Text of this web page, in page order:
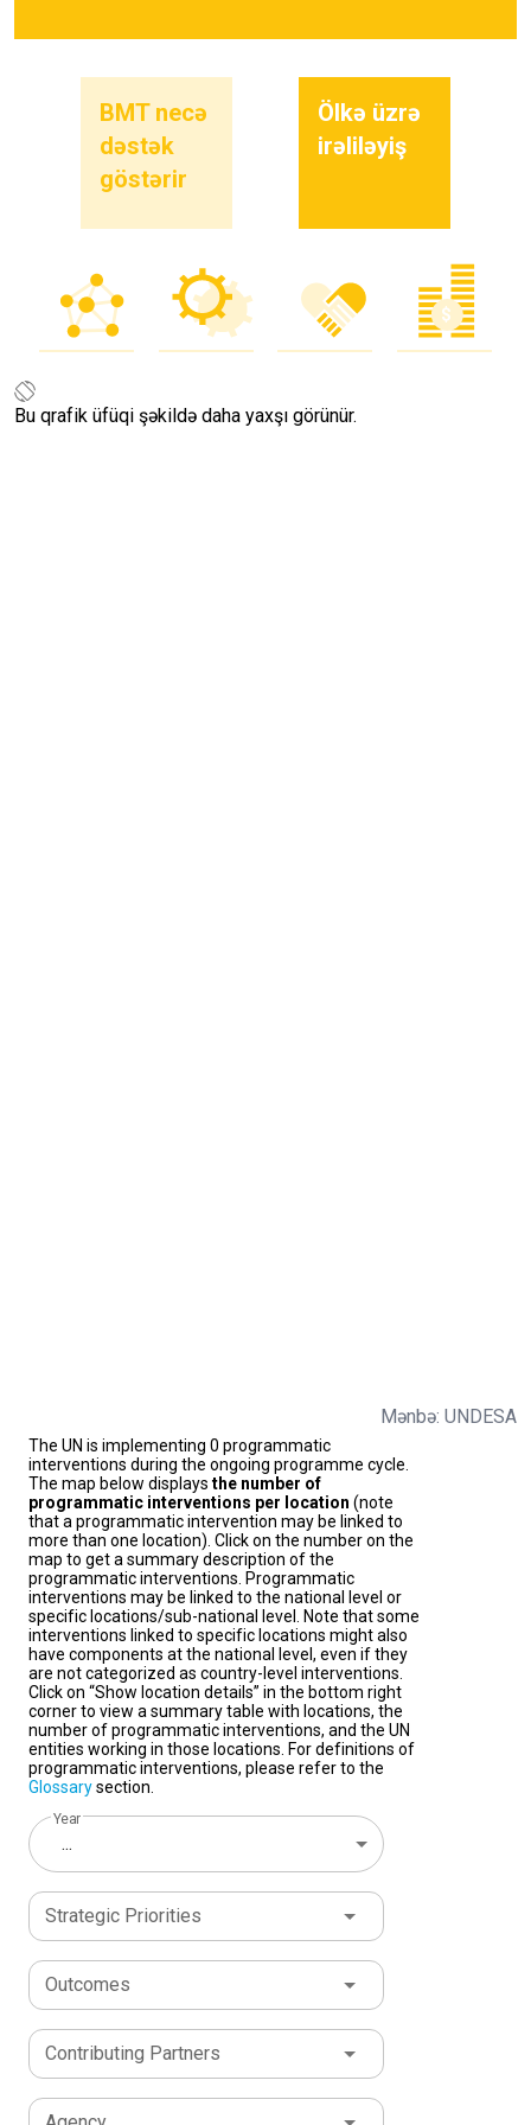
BMT necə
dəstək
göstərir
Ölkə üzrə
irəliləyiş
Bu qrafik üfüqi şəkildə daha yaxşı görünür.
Mənbə: UNDESA
The UN is implementing 0 programmatic
interventions during the ongoing programme cycle.
The map below displays the number of
programmatic interventions per location (note
that a programmatic intervention may be linked to
more than one location). Click on the number on the
map to get a summary description of the
programmatic interventions. Programmatic
interventions may be linked to the national level or
specific locations/sub-national level. Note that some
interventions linked to specific locations might also
have components at the national level, even if they
are not categorized as country-level interventions.
Click on “Show location details” in the bottom right
corner to view a summary table with locations, the
number of programmatic interventions, and the UN
entities working in those locations. For definitions of
programmatic interventions, please refer to the
Glossarysection.
Year
...
Strategic Priorities
Outcomes
Contributing Partners